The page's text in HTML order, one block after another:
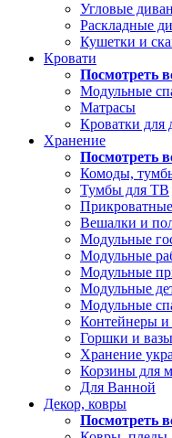
Угловые
Раскладные
Кушетки и
Кровати
Посмотреть
Модульные
Матрасы
Кроватки для
Хранение
Посмотреть
Комоды,
Тумбы для ТВ
Вешалки и
Модульные
Модульные
Модульные
Модульные
Модульные
Контейнеры и
Горшки и
Хранение
Корзины для
Для Ванной
Декор, ковры
Посмотреть